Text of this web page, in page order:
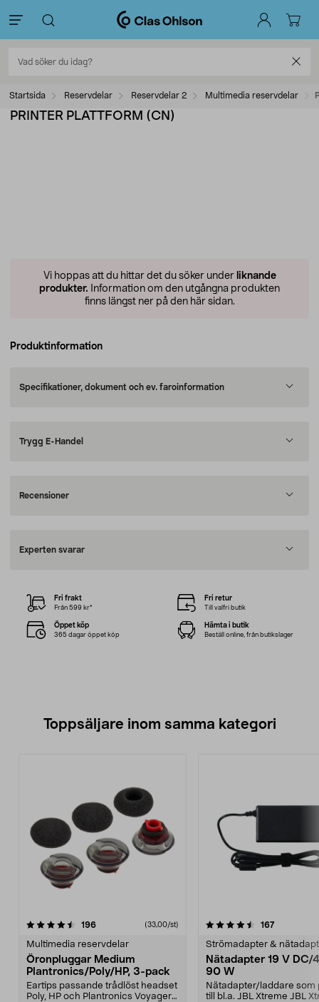
Startsida Reservdelar Reservdelar 2 Multimedia reservdelar
PRINTER PLATTFORM (CN)
Vi hoppas att du hittar det du söker under liknande
produkter. Information om den utgångna produkten
finns längst ner på den här sidan.
Produktinformation
Specifikationer, dokument och ev. faroinformation
Trygg E-Handel
Recensioner
Experten svarar
Fri frakt
Från 599 kr*
Fri retur
Till valfri butik
Öppet köp
365 dagar öppet köp
Hämta i butik
Beställ online, från butikslager
Toppsäljare inom samma kategori
196recensioner (33,00/st)
Multimedia reservdelar
Öronpluggar Medium
Plantronics/Poly/HP, 3-pack
Eartips passande trådlöst headset
Poly, HP och Plantronics Voyager
4.5 av 5 stjärnor 167
Strömadapter &
Nätadapter 19 V DC/
90 W
Nätadapter/laddare som
till bl.a. JBL Xtreme JBL
4.0 av 5 stjärnor